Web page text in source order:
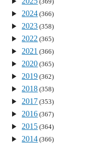
2024 (366)
2023 (358)
2022 (365)
2021 (366)
2020 (365)
2019 (362)
2018 (358)
2017 (353)
2016 (367)
2015 (364)
2014 (366)